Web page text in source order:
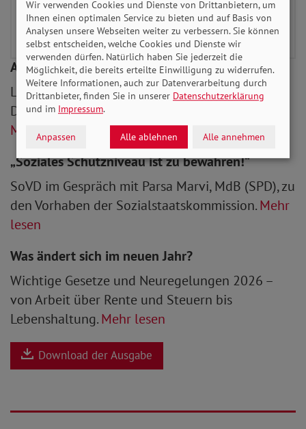
Angst vor schlechter Versorgung
Laut SoVD-Umfrage blicken zwei von drei
Deutschen sorgenvoll auf ihre eigene Pflege.
Mehr lesen
„Soziales Schutzniveau ist zu bewahren!“
SoVD im Gespräch mit Parsa Marvi, MdB (SPD), zu
den Vorhaben der Sozialstaatskommission.Mehr
lesen
Was ändert sich im neuen Jahr?
Wichtige Gesetze und Neuregelungen 2026 –
von Arbeit über Rente und Steuern bis
Lebenshaltung.Mehr lesen
Download der Ausgabe
Wir verwenden Cookies und Dienste von Drittanbietern, um
Ihnen einen optimalen Service zu bieten und auf Basis von
Analysen unsere Webseiten weiter zu verbessern. Sie können
selbst entscheiden, welche Cookies und Dienste wir
verwenden dürfen. Natürlich haben Sie jederzeit die
Möglichkeit, die bereits erteilte Einwilligung zu widerrufen.
Weitere Informationen, auch zur Datenverarbeitung durch
Drittanbieter, finden Sie in unserer Datenschutzerklärung
und im Impressum.
Anpassen Alle ablehnen Alle annehmen